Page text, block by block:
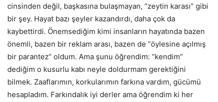
cinsinden değil, başkasına bulaşmayan, “zeytin karası” gibi
bir şey. Hayat bazı şeyler kazandırdı, daha çok da
kaybettirdi. Önemsediğim kimi insanların hayatında bazen
önemli, bazen bir reklam arası, bazen de “öylesine açılmış
bir parantez” oldum. Ama şunu öğrendim: “kendim”
dediğim o kusurlu kabı neyle doldurmam gerektiğini
bilmek. Zaaflarımın, korkularımın farkına vardım, gücümü
hesapladım. Farkındalık iyi derler ama öğrendim ki her